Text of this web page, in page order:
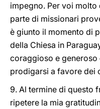
impegno. Per voi
parte di missionari
è giunto il momento di
della Chiesa in
coraggioso e
prodigarsi a favore dei
9. Al termine di questo
ripetere la mia